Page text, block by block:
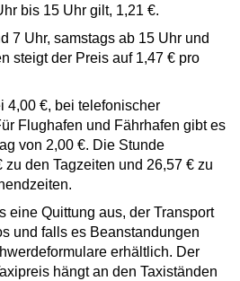
bis 15 Uhr gilt, 1,21 €.
7 Uhr, samstags ab 15 Uhr und
steigt der Preis auf 1,47 € pro
4,00 €, bei telefonischer
Flughafen und Fährhafen gibt es
von 2,00 €. Die Stunde
zu den Tagzeiten und 26,57 € zu
eine Quittung aus, der Transport
und falls es Beanstandungen
erhältlich. Der
hängt an den Taxiständen